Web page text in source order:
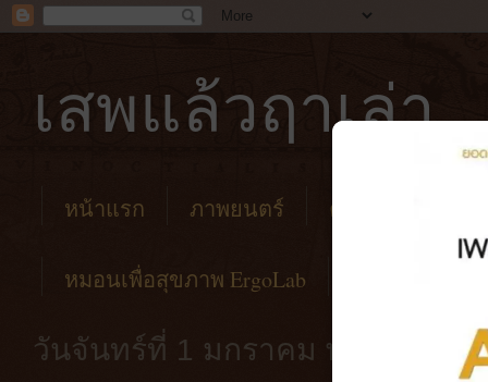
เสพแล้วฤาเล่า
หน้าแรก ภาพยนตร์ คาเฟ่
หมอนเพื่อสุขภาพ ErgoLab
วันจันทร์ที่ 1 มกราคม พ.ศ. 2567